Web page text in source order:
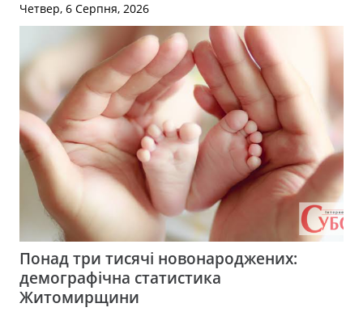
Четвер, 6 Серпня, 2026
Понад три тисячі новонароджених:
демографічна статистика
Житомирщини